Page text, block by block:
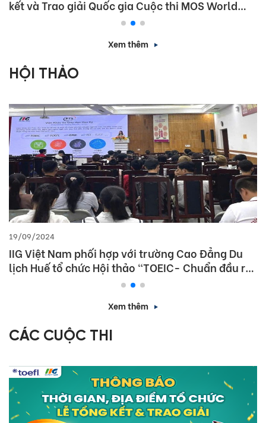
kết và Trao giải Quốc gia Cuộc thi MOS World
Xem thêm
HỘI THẢO
19/09/2024
IIG Việt Nam phối hợp với trường Cao Đẳng Du
lịch Huế tổ chức Hội thảo “TOEIC- Chuẩn đầu ra
tiếng Anh- Bí Quyết chinh phục nhà tuyển dụng”
Xem thêm
CÁC CUỘC THI